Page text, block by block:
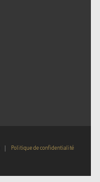
| Politique de confidentialité